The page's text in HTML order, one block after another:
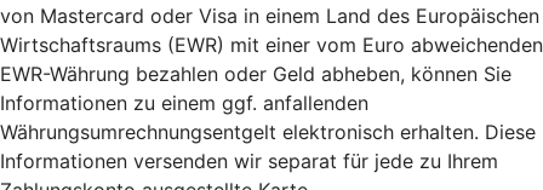
von Mastercard oder Visa in einem Land des Europäischen
Wirtschaftsraums (EWR) mit einer vom Euro abweichenden
EWR-Währung bezahlen oder Geld abheben, können Sie
Informationen zu einem ggf. anfallenden
Währungsumrechnungsentgelt elektronisch erhalten. Diese
Informationen versenden wir separat für jede zu Ihrem